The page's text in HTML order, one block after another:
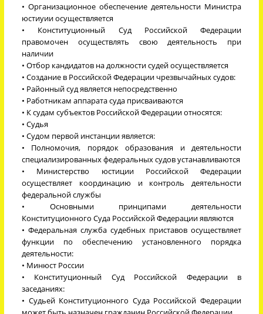
• Организационное обеспечение деятельности Министра
юстиуии осуществляется
• Конституционный Суд Российской Федерации
правомочен осуществлять свою деятельность при
наличии
• Отбор кандидатов на должности судей осуществляется
• Создание в Российской Федерации чрезвычайных судов:
• Районный суд является непосредственно
• Работникам аппарата суда присваиваются
• К судам субъектов Российской Федерации относятся:
• Судья
• Судом первой инстанции является:
• Полномочия, порядок образования и деятельности
специализированных федеральных судов устанавливаются
• Министерство юстиции Российской Федерации
осуществляет координацию и контроль деятельности
федеральной службы
• Основными принципами деятельности
Конституционного Суда Российской Федерации являются
• Федеральная служба судебных приставов осуществляет
функции по обеспечению установленного порядка
деятельности:
• Минюст России
• Конституционный Суд Российской Федерации в
заседаниях:
• Судьей Конституционного Суда Российской Федерации